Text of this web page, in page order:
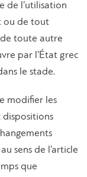
de l’utilisation
ou de tout
toute autre
par l’État grec
le stade.
modifier les
dispositions
sens de l’article
que